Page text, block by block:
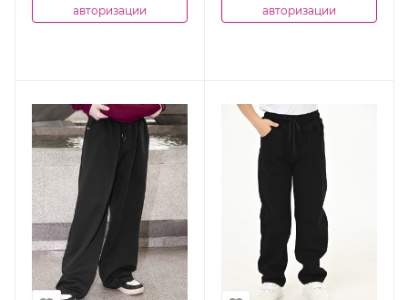
авторизации
авторизации